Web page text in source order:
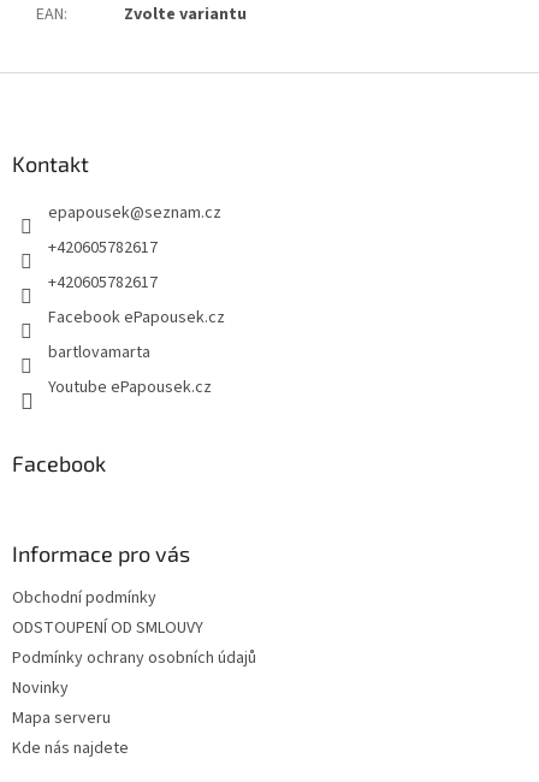
EAN: Zvolte variantu
Kontakt
epapousek@seznam.cz
+420605782617
+420605782617
Facebook ePapousek.cz
bartlovamarta
Youtube ePapousek.cz
Facebook
Informace pro vás
Obchodní podmínky
ODSTOUPENÍ OD SMLOUVY
Podmínky ochrany osobních údajů
Novinky
Mapa serveru
Kde nás najdete